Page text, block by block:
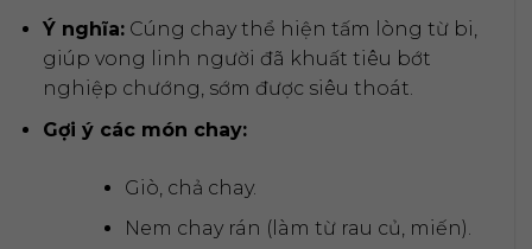
Ý nghĩa:Cúng chay thể hiện tấm lòng từ bi,
giúp vong linh người đã khuất tiêu bớt
nghiệp chướng, sớm được siêu thoát.
Gợi ý các món chay:
Giò, chả chay.
Nem chay rán (làm từ rau củ, miến).